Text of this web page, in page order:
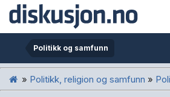
Politikk og samfunn
» Politikk, religion og samfunn »